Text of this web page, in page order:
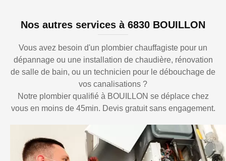
Nos autres services à 6830 BOUILLON
Vous avez besoin d'un plombier chauffagiste pour un
dépannage ou une installation de chaudière, rénovation
de salle de bain, ou un technicien pour le débouchage de
vos canalisations ?
Notre plombier qualifié à BOUILLON se déplace chez
vous en moins de 45min. Devis gratuit sans engagement.